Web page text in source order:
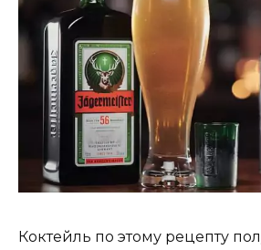
Коктейль по этому рецепту